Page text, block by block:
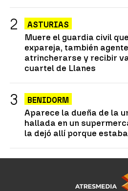
ASTURIAS
Muere el guardia civil
expareja, también
atrincherarse y recibir
cuartel de Llanes
BENIDORM
Aparece la dueña de la
hallada en un
la dejó allí porque